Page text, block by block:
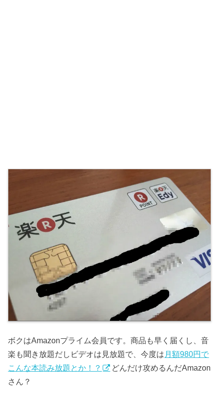
ボクはAmazonプライム会員です。商品も早く届くし、音
楽も聞き放題だしビデオは見放題で、今度は 月額980円で
こんな本読み放題とか！？
どんだけ攻めるんだAmazon
さん？